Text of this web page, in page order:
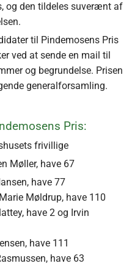
og den tildeles suverænt af
til Pindemosens Pris
ved at sende en mail til
og begrundelse. Prisen
generalforsamling.
Pris:
frivillige
Møller, have 67
have 77
Møldrup, have 110
have 2 og Irvin
have 111
have 63